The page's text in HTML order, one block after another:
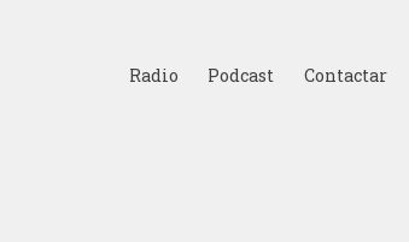
Radio Podcast Contactar